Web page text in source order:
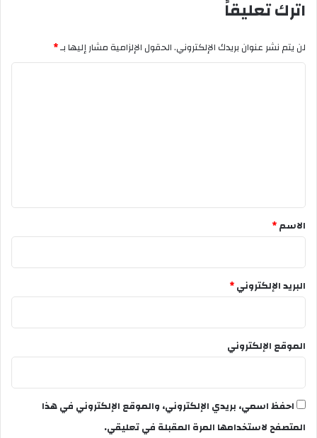
اترك تعليقاً
لن يتم نشر عنوان بريدك الإلكتروني.الحقول الإلزامية مشار إليها بـ*
*
الاسم*
البريد الإلكتروني*
الموقع الإلكتروني
احفظ اسمي، بريدي الإلكتروني، والموقع الإلكتروني في هذا
المتصفح لاستخدامها المرة المقبلة في تعليقي.